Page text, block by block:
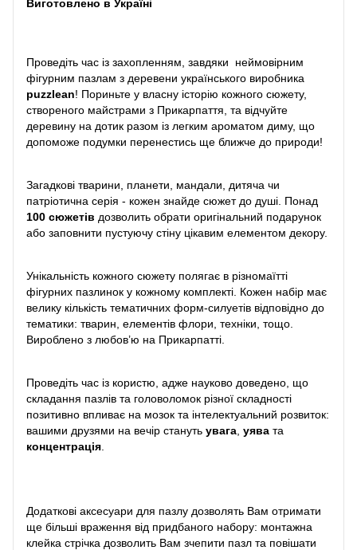
Виготовлено в Україні
Проведіть час із захопленням, завдяки неймовірним
фігурним пазлам з деревени українського виробника
puzzlean! Пориньте у власну історію кожного сюжету,
створеного майстрами з Прикарпаття, та відчуйте
деревину на дотик разом із легким ароматом диму, що
допоможе подумки перенестись ще ближче до природи!
Загадкові тварини, планети, мандали, дитяча чи
патріотична серія - кожен знайде сюжет до душі. Понад
100 сюжетів дозволить обрати оригінальний подарунок
або заповнити пустуючу стіну цікавим елементом декору.
Унікальність кожного сюжету полягає в різномаїтті
фігурних пазлинок у кожному комплекті. Кожен набір має
велику кількість тематичних форм-силуетів відповідно до
тематики: тварин, елементів флори, техніки, тощо.
Вироблено з любов’ю на Прикарпатті.
Проведіть час із користю, адже науково доведено, що
складання пазлів та головоломок різної складності
позитивно впливає на мозок та інтелектуальний розвиток:
вашими друзями на вечір стануть увага уява та
концентрація
Додаткові аксесуари для пазлу дозволять Вам отримати
ще більші враження від придбаного набору: монтажна
клейка стрічка дозволить Вам зчепити пазл та повішати